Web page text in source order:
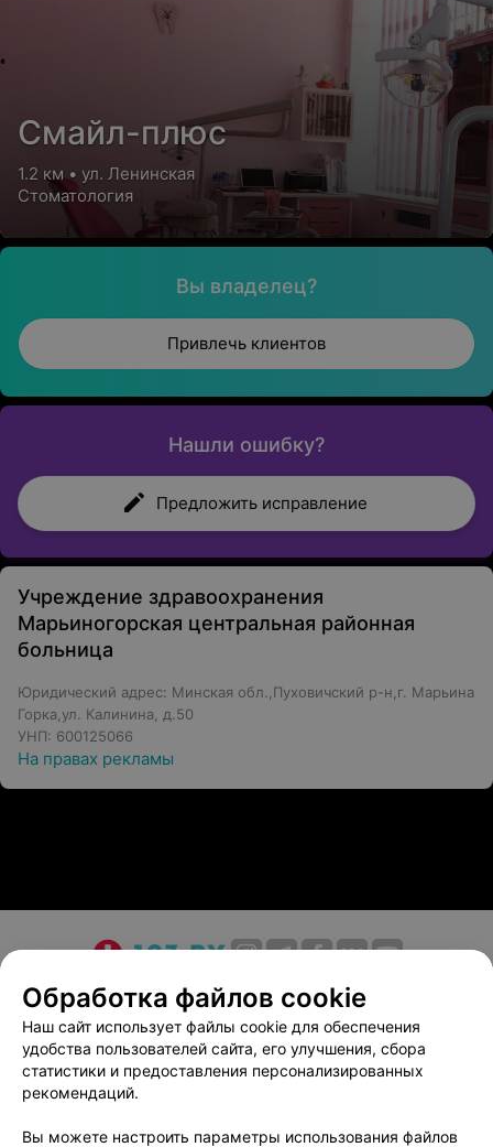
Смайл-плюс
1.2 км • ул. Ленинская
Стоматология
Вы владелец?
Привлечь клиентов
Нашли ошибку?
Предложить исправление
Учреждение здравоохранения
Марьиногорская центральная районная
больница
Юридический адрес: Минская обл.,Пуховичский р-н,г. Марьина
Горка,ул. Калинина, д.50
УНП: 600125066
На правах рекламы
О проекте Новости проекта
Размещение рекламы
Медицинский маркетинг
Публичный договор
Пользовательское соглашение
Способы оплаты
Вакансии
Партнеры
Написать в поддержку
Обработка файлов cookie
Наш сайт использует файлы cookie для обеспечения
удобства пользователей сайта, его улучшения, сбора
статистики и предоставления персонализированных
рекомендаций.
Вы можете настроить параметры использования файлов